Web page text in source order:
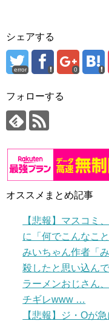
シェアする
error 0
フォローする
オススメまとめ記事
【悲報】マスコミ
に「何でこんなこ
みいちゃん作者「
殺したと思い込ん
ラーメンおじさん
チギレwww …
【悲報】ジ・Oが